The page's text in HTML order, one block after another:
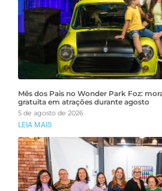
Mês dos Pais no Wonder Park Foz:
gratuita em atrações durante agosto
5 de agosto de 2026
LEIA MAIS